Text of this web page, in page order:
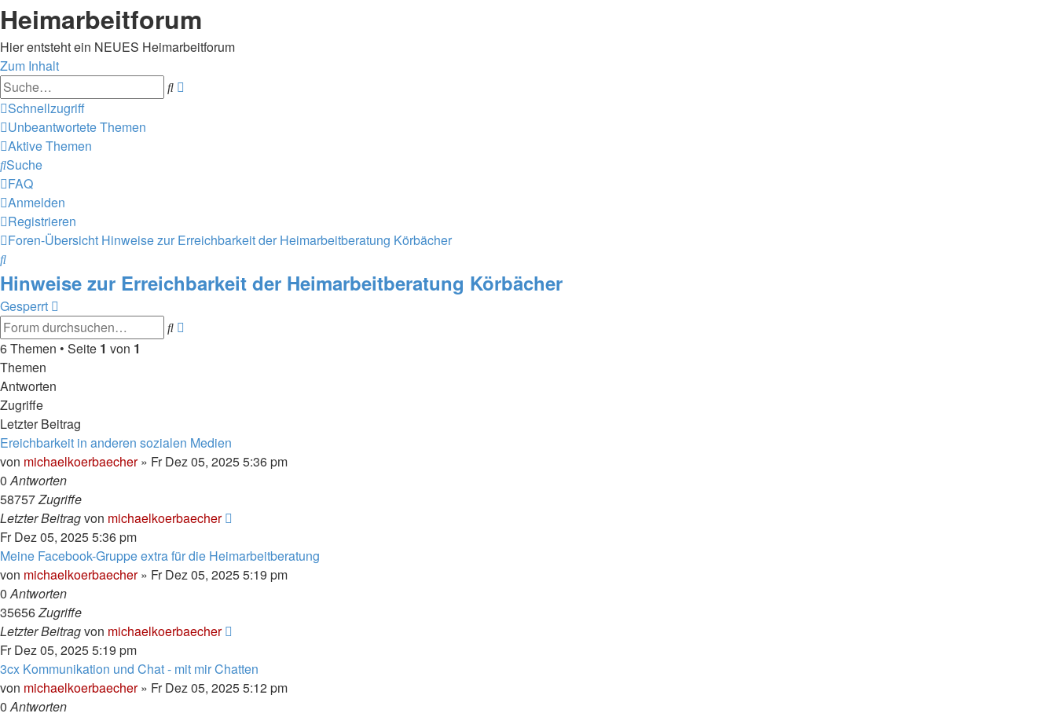
Heimarbeitforum
Hier entsteht ein NEUES Heimarbeitforum
Zum Inhalt
Suche
Schnellzugriff
Unbeantwortete Themen
Aktive Themen
Suche
FAQ
Anmelden
Registrieren
Foren-Übersicht Hinweise zur Erreichbarkeit der Heimarbeitberatung Körbächer
Suche
Hinweise zur Erreichbarkeit der Heimarbeitberatung Körbächer
Gesperrt
Suche
6 Themen • Seite 1 von 1
Themen
Antworten
Zugriffe
Letzter Beitrag
Ereichbarkeit in anderen sozialen Medien
von michaelkoerbaecher» Fr Dez 05, 2025 5:36 pm
0Antworten
58757Zugriffe
Letzter Beitragvon michaelkoerbaecher
Fr Dez 05, 2025 5:36 pm
Meine Facebook-Gruppe extra für die Heimarbeitberatung
von michaelkoerbaecher» Fr Dez 05, 2025 5:19 pm
0Antworten
35656Zugriffe
Letzter Beitragvon michaelkoerbaecher
Fr Dez 05, 2025 5:19 pm
3cx Kommunikation und Chat - mit mir Chatten
von michaelkoerbaecher» Fr Dez 05, 2025 5:12 pm
0Antworten